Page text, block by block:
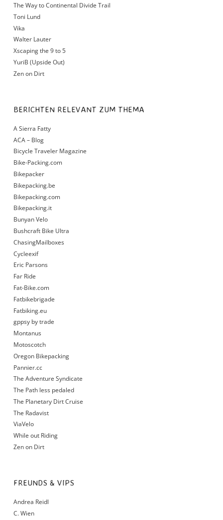
The Way to Continental Divide Trail
Toni Lund
Vika
Walter Lauter
Xscaping the 9 to 5
YuriB (Upside Out)
Zen on Dirt
BERICHTEN RELEVANT ZUM THEMA
A Sierra Fatty
ACA – Blog
Bicycle Traveler Magazine
Bike-Packing.com
Bikepacker
Bikepacking.be
Bikepacking.com
Bikepacking.it
Bunyan Velo
Bushcraft Bike Ultra
ChasingMailboxes
Cycleexif
Eric Parsons
Far Ride
Fat-Bike.com
Fatbikebrigade
Fatbiking.eu
gppsy by trade
Montanus
Motoscotch
Oregon Bikepacking
Pannier.cc
The Adventure Syndicate
The Path less pedaled
The Planetary Dirt Cruise
The Radavist
ViaVelo
While out Riding
Zen on Dirt
FREUNDS & VIPS
Andrea Reidl
C. Wien